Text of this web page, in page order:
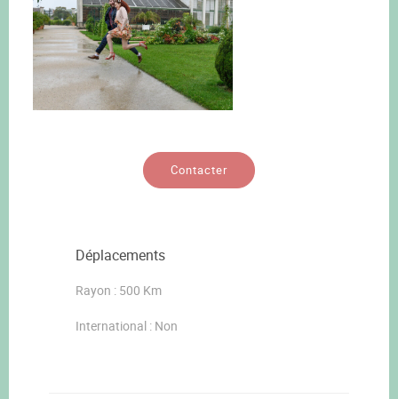
Contacter
Déplacements
Rayon : 500 Km
International : Non